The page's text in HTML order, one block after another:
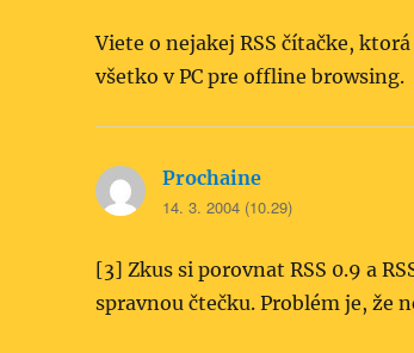
Viete o nejakej RSS čítačke,
všetko v PC pre offline browsing.
Prochaine
14. 3. 2004 (10.29)
[3] Zkus si porovnat RSS 0.9 a
spravnou čtečku. Problém je, že